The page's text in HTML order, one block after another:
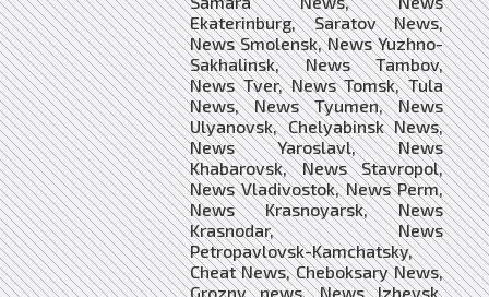
Ekaterinburg, Saratov News,
News Smolensk, News Yuzhno-
Sakhalinsk, News Tambov,
News Tver, News Tomsk, Tula
News, News Tyumen, News
Ulyanovsk, Chelyabinsk News,
News Yaroslavl, News
Khabarovsk, News Stavropol,
News Vladivostok, News Perm,
News Krasnoyarsk, News
Krasnodar, News
Petropavlovsk-Kamchatsky,
Cheat News, Cheboksary News,
Grozny news, News Izhevsk,